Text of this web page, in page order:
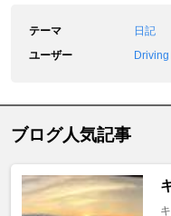
テーマ
日記
ユーザー
ブログ人気記事